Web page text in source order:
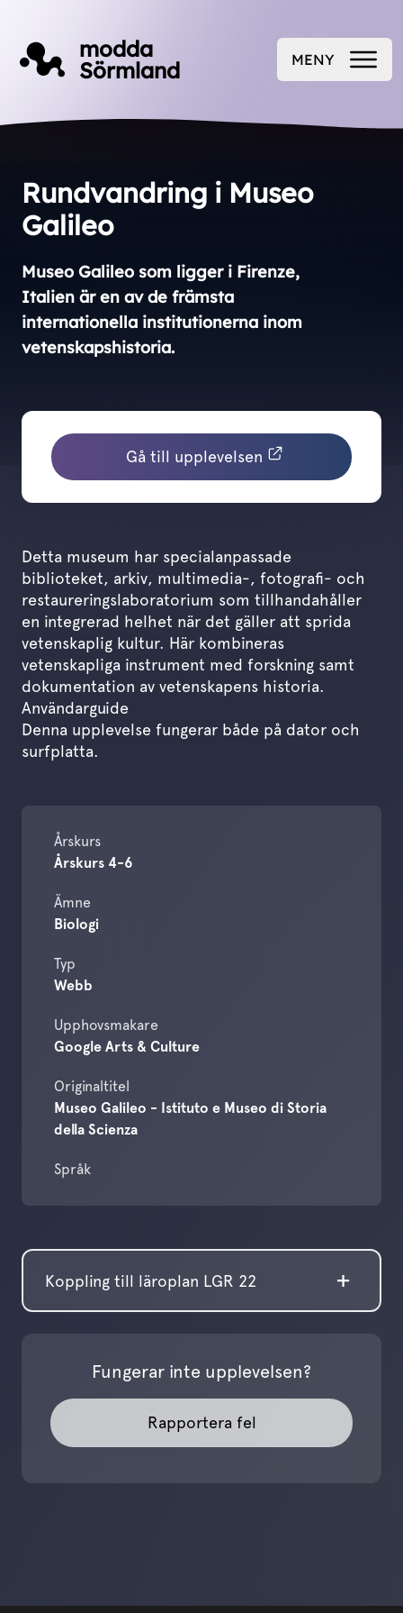
modda
Sörmland
ÖPPNA
MENY
Rundvandring i Museo
Galileo
Museo Galileo som ligger i Firenze,
Italien är en av de främsta
internationella institutionerna inom
vetenskapshistoria.
Gå till upplevelsen
Detta museum har specialanpassade
biblioteket, arkiv, multimedia-, fotografi- och
restaureringslaboratorium som tillhandahåller
en integrerad helhet när det gäller att sprida
vetenskaplig kultur. Här kombineras
vetenskapliga instrument med forskning samt
dokumentation av vetenskapens historia.
Användarguide
Denna upplevelse fungerar både på dator och
surfplatta.
Årskurs
Årskurs 4-6
Ämne
Biologi
Typ
Webb
Upphovsmakare
Google Arts & Culture
Originaltitel
Museo Galileo - Istituto e Museo di Storia
della Scienza
Språk
Koppling till läroplan LGR 22
Fungerar inte upplevelsen?
Rapportera fel